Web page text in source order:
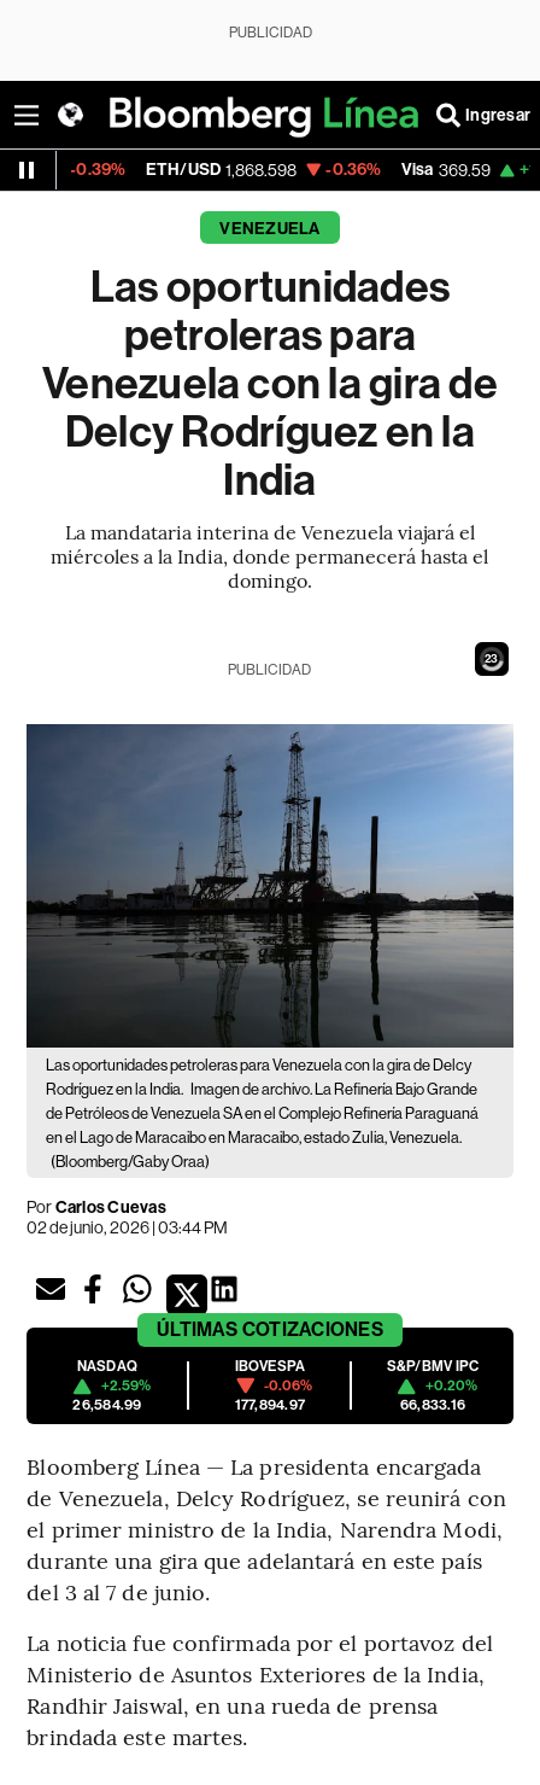
PUBLICIDAD
Ingresar
ETH/USD 1,868.598 -0.36% Visa 369.59 +1.07%
VENEZUELA
Las oportunidades
petroleras para
Venezuela con la gira de
Delcy Rodríguez en la
India
La mandataria interina de Venezuela viajará el
miércoles a la India, donde permanecerá hasta el
domingo.
21
PUBLICIDAD
Las oportunidades petroleras para Venezuela con la gira de Delcy
Rodríguez en la India. Imagen de archivo. La Refinería Bajo Grande
de Petróleos de Venezuela SA en el Complejo Refinería Paraguaná
en el Lago de Maracaibo en Maracaibo, estado Zulia, Venezuela.
(Bloomberg/Gaby Oraa)
PorCarlos Cuevas
02 de junio, 2026 | 03:44 PM
ÚLTIMAS COTIZACIONES
NASDAQ
+2.59%
26,584.99
IBOVESPA
-0.06%
177,894.97
S&P/BMV IPC
+0.20%
66,833.16
Bloomberg Línea — La presidenta encargada
de Venezuela, Delcy Rodríguez, se reunirá con
el primer ministro de la India, Narendra Modi,
durante una gira que adelantará en este país
del 3 al 7 de junio.
La noticia fue confirmada por el portavoz del
Ministerio de Asuntos Exteriores de la India,
Randhir Jaiswal, en una rueda de prensa
brindada este martes.